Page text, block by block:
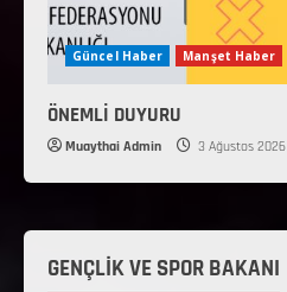
Güncel Haber Manşet Haber
ÖNEMLİ DUYURU
Muaythai Admin 3 Ağustos 2026
GENÇLİK VE SPOR BAKANI